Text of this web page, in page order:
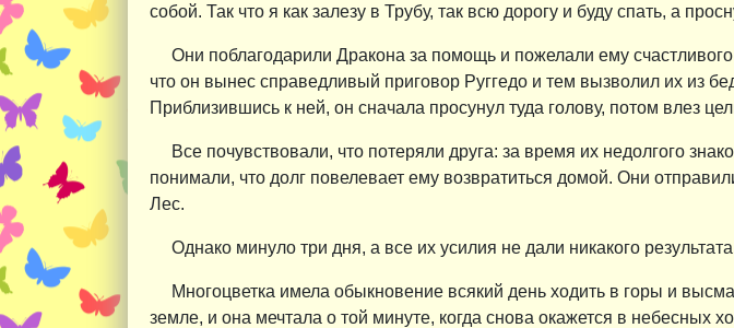
собой. Так что я как залезу в Трубу, так всю дорогу и буду спать, а
Они поблагодарили Дракона за помощь и пожелали ему
что он вынес справедливый приговор Руггедо и тем вызволил их из
Приблизившись к ней, он сначала просунул туда голову, потом влез
Все почувствовали, что потеряли друга: за время их недолгого
понимали, что долг повелевает ему возвратиться домой. Они
Лес.
Однако минуло три дня, а все их усилия не дали никакого
Многоцветка имела обыкновение всякий день ходить в горы и
земле, и она мечтала о той минуте, когда снова окажется в небесных